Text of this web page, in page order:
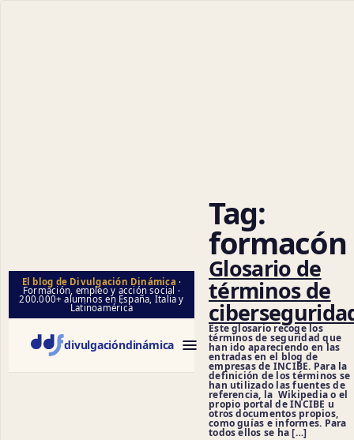
El blog de Divulgación Dinámica ·
Formación, empleo y acción social ·
200.000+ alumnos en España, Italia y
Latinoamérica
divulgacióndinámica
Tag:
formacón
Glosario de
términos de
Este glosario recoge los
términos de seguridad que
han ido apareciendo en las
entradas en el blog de
empresas de INCIBE. Para la
definición de los términos se
han utilizado las fuentes de
referencia, la Wikipedia o el
propio portal de INCIBE u
otros documentos propios,
como guías e informes. Para
todos ellos se ha […]